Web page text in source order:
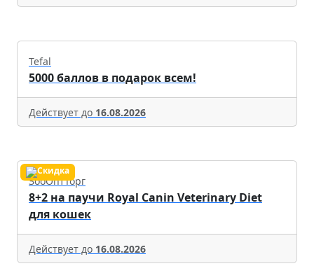
Tefal
5000 баллов в подарок всем!
Действует до 16.08.2026
ЗооОптТорг
8+2 на паучи Royal Canin Veterinary Diet
для кошек
Действует до 16.08.2026